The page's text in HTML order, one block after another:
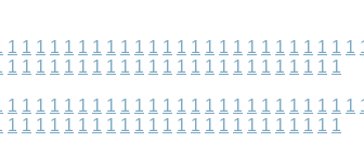
1 1 1 1 1 1 1 1 1 1 1 1 1 1 1 1 1 1 1 1 1 1 1 1 1
1 1 1 1 1 1 1 1 1 1 1 1 1 1 1 1 1 1 1 1 1 1 1 1
1 1 1 1 1 1 1 1 1 1 1 1 1 1 1 1 1 1 1 1 1 1 1 1 1
1 1 1 1 1 1 1 1 1 1 1 1 1 1 1 1 1 1 1 1 1 1 1 1